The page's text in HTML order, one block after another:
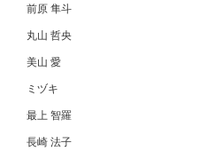
前原 隼斗
丸山 哲央
美山 愛
ミヅキ
最上 智羅
長崎 法子